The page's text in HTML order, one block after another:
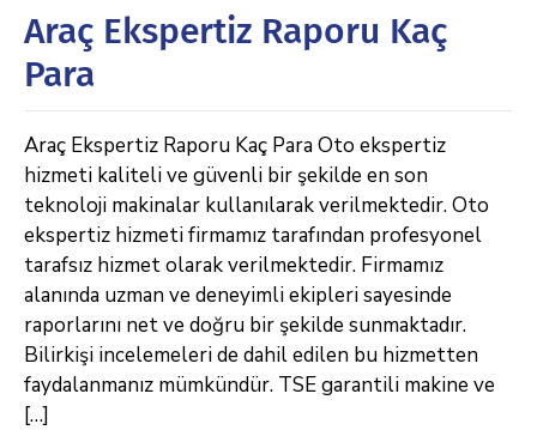
Araç Ekspertiz Raporu Kaç
Para
Araç Ekspertiz Raporu Kaç Para Oto ekspertiz
hizmeti kaliteli ve güvenli bir şekilde en son
teknoloji makinalar kullanılarak verilmektedir. Oto
ekspertiz hizmeti firmamız tarafından profesyonel
tarafsız hizmet olarak verilmektedir. Firmamız
alanında uzman ve deneyimli ekipleri sayesinde
raporlarını net ve doğru bir şekilde sunmaktadır.
Bilirkişi incelemeleri de dahil edilen bu hizmetten
faydalanmanız mümkündür. TSE garantili makine ve
[…]